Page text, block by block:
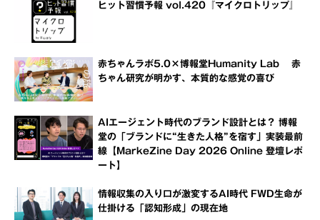
ヒット習慣予報 vol.420『マイクロトリップ』
赤ちゃんラボ5.0×博報堂Humanity Lab 赤
ちゃん研究が明かす、本質的な感覚の喜び
AIエージェント時代のブランド設計とは？ 博報
堂の「ブランドに“生きた人格”を宿す」実装最前
線【MarkeZine Day 2026 Online 登壇レポ
ート】
情報収集の入り口が激変するAI時代 FWD生命が
仕掛ける「認知形成」の現在地